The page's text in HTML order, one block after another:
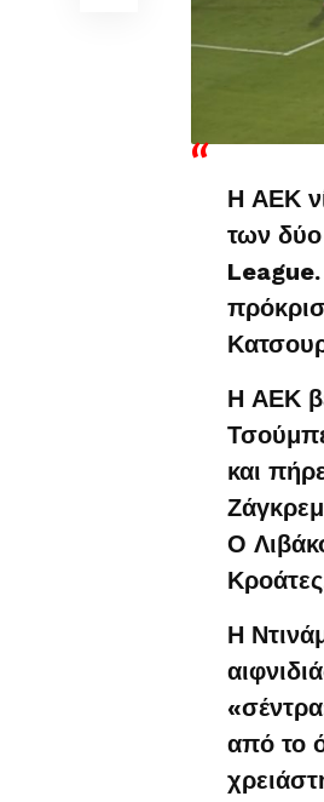
Η ΑΕΚ
των δύο
Η ΑΕΚ
και
Ο
Η
από το